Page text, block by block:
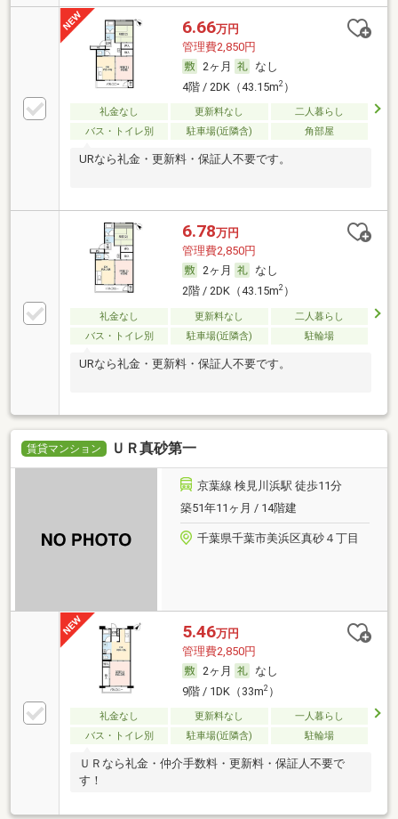
6.66万円
管理費2,850円
2ヶ月
なし
4階 / 2DK（43.15m2）
礼金なし 更新料なし
二人暮らし
バス・トイレ別
駐車場(近隣含) 角部屋
URなら礼金・更新料・保証人不要です。
6.78万円
管理費2,850円
2ヶ月
なし
2階 / 2DK（43.15m2）
礼金なし 更新料なし
二人暮らし
バス・トイレ別
駐車場(近隣含) 駐輪場
URなら礼金・更新料・保証人不要です。
賃貸マンション ＵＲ真砂第一
京葉線 検見川浜駅 徒歩11分
築51年11ヶ月 / 14階建
千葉県千葉市美浜区真砂４丁目
5.46万円
管理費2,850円
2ヶ月
なし
9階 / 1DK（33m2）
礼金なし 更新料なし
一人暮らし
バス・トイレ別
駐車場(近隣含) 駐輪場
ＵＲなら礼金・仲介手数料・更新料・保証人不要で
す！